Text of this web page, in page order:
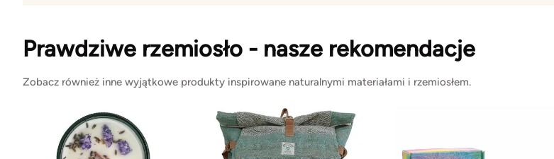
Prawdziwe rzemiosło - nasze rekomendacje
Zobacz również inne wyjątkowe produkty inspirowane naturalnymi materiałami i rzemiosłem.